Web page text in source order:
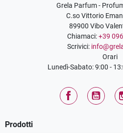
Grela Parfum -
C.so Vittorio
89900 Vibo
Chiamaci:+39
Scrivici:
Orari
Lunedì-Sabato: 9:00 -
FacebookYouTube
Prodotti